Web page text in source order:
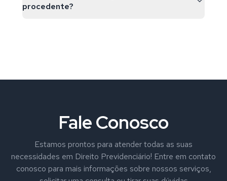
procedente?
Fale Conosco
Estamos prontos para atender todas as suas
necessidades em Direito Previdenciário! Entre em contato
conosco para mais informações sobre nossos serviços,